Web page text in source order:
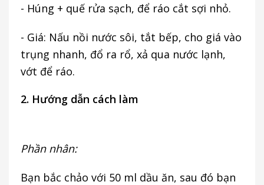
- Húng + quế rửa sạch, để ráo cắt sợi nhỏ.
- Giá: Nấu nồi nước sôi, tắt bếp, cho giá vào
trụng nhanh, đổ ra rổ, xả qua nước lạnh,
vớt để ráo.
2. Hướng dẫn cách làm
Phần nhân:
Bạn bắc chảo với 50 ml dầu ăn, sau đó bạn